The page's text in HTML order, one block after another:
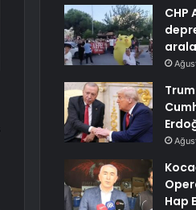
CHP
Hap